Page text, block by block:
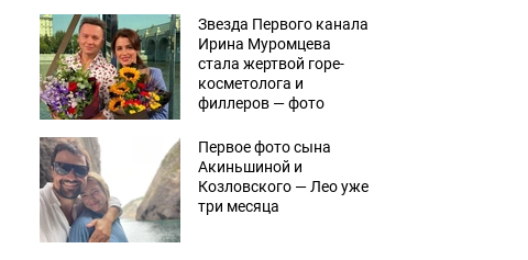
Звезда Первого канала
Ирина Муромцева
стала жертвой горе-
косметолога и
филлеров — фото
Первое фото сына
Акиньшиной и
Козловского — Лео уже
три месяца